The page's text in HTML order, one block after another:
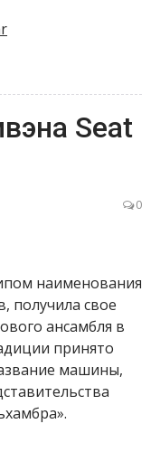
Seat
0
наименования
получила свое
ансамбля в
принято
машины,